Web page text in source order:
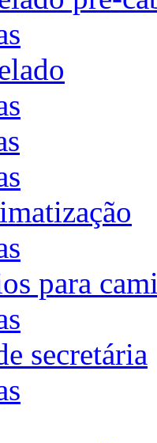
para
secretária